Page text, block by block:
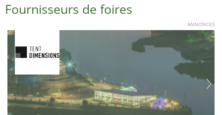
Fournisseurs de foires
ANNONCES